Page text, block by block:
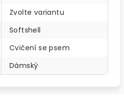
Zvolte variantu
Softshell
Cvičení se psem
Dámský